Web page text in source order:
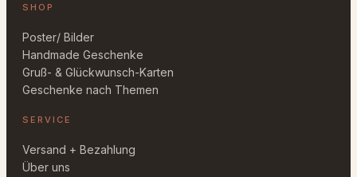
SHOP
Poster/ Bilder
Handmade Geschenke
Gruß- & Glückwunsch-Karten
Geschenke nach Themen
SERVICE
Versand + Bezahlung
Über uns